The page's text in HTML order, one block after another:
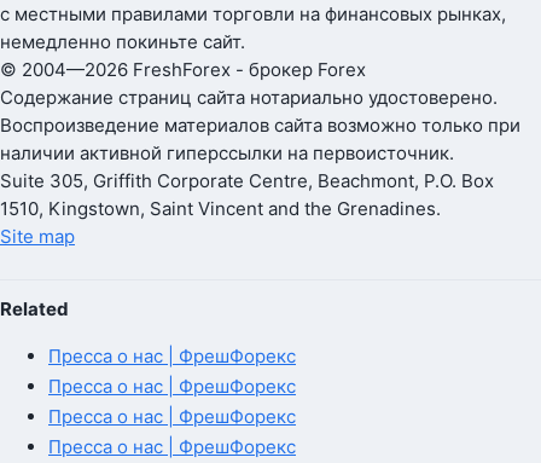
с местными правилами торговли на финансовых рынках,
немедленно покиньте сайт.
© 2004—2026 FreshForex - брокер Forex
Содержание страниц сайта нотариально удостоверено.
Воспроизведение материалов сайта возможно только при
наличии активной гиперссылки на первоисточник.
Suite 305, Griffith Corporate Centre, Beachmont, P.O. Box
1510, Kingstown, Saint Vincent and the Grenadines.
Site map
Related
Пресса о нас | ФрешФорекс
Пресса о нас | ФрешФорекс
Пресса о нас | ФрешФорекс
Пресса о нас | ФрешФорекс